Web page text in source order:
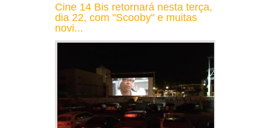
Cine 14 Bis retornará nesta terça,
dia 22, com "Scooby" e muitas
novi...